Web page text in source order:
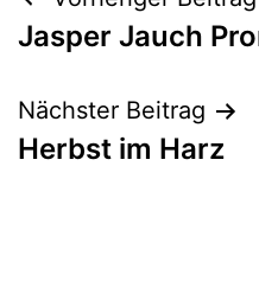
Jasper Jauch
Nächster Beitrag
Herbst im Harz